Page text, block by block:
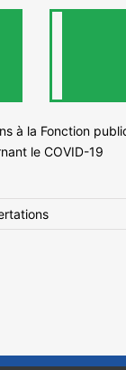
à la Fonction
le COVID-19